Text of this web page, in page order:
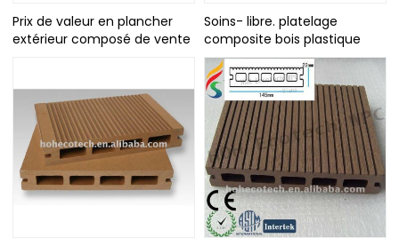
Prix de valeur en plancher
extérieur composé de vente
Soins- libre. platelage
composite bois plastique